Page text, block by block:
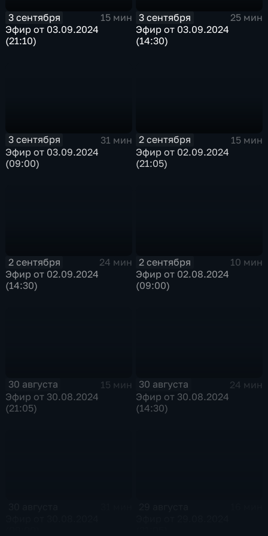
3 сентября
15 мин
Эфир от 03.09.2024
(21:10)
3 сентября
25 мин
Эфир от 03.09.2024
(14:30)
3 сентября
31 мин
Эфир от 03.09.2024
(09:00)
2 сентября
15 мин
Эфир от 02.09.2024
(21:05)
2 сентября
24 мин
Эфир от 02.09.2024
(14:30)
2 сентября
10 мин
Эфир от 02.08.2024
(09:00)
30 августа
15 мин
Эфир от 30.08.2024
(21:05)
30 августа
24 мин
Эфир от 30.08.2024
(14:30)